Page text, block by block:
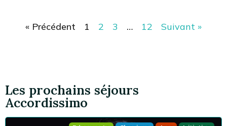
« Précédent 1 2 3 … 12 Suivant »
Les prochains séjours
Accordissimo